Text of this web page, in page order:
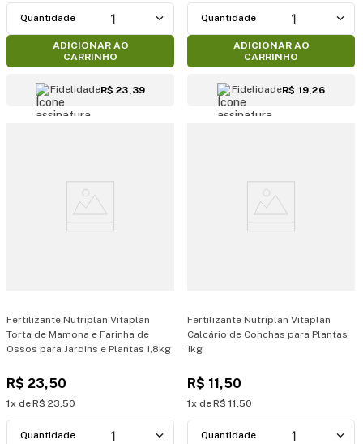
1
ADICIONAR AO
CARRINHO
FidelidadeR$ 23,39
1
ADICIONAR AO
CARRINHO
FidelidadeR$ 19,26
Fertilizante Nutriplan Vitaplan
Torta de Mamona e Farinha de
Ossos para Jardins e Plantas 1,8kg
R$ 23,50
1 R$ 23,50
1
Fertilizante Nutriplan Vitaplan
Calcário de Conchas para Plantas
1kg
R$ 11,50
1 R$ 11,50
1